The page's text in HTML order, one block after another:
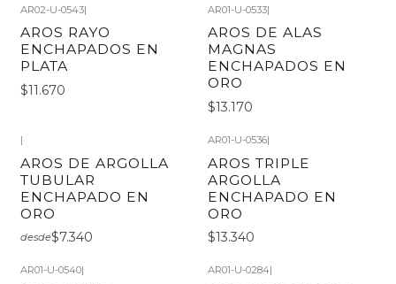
AR02-U-0543|
AROS RAYO
ENCHAPADOS EN
PLATA
$11.670
AR01-U-0533|
AROS DE ALAS
MAGNAS
ENCHAPADOS EN
ORO
$13.170
|
AROS DE ARGOLLA
TUBULAR
ENCHAPADO EN
ORO
desde$7.340
AR01-U-0536|
AROS TRIPLE
ARGOLLA
ENCHAPADO EN
ORO
$13.340
AR01-U-0540| AR01-U-0284|